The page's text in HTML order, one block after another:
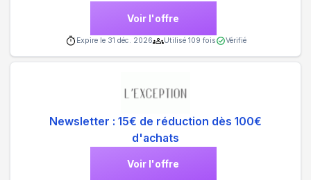
Voir l'offre
Expire le 31 déc. 2026 Utilisé 109 fois Vérifié
Newsletter : 15€ de réduction dès 100€
d'achats
Voir l'offre